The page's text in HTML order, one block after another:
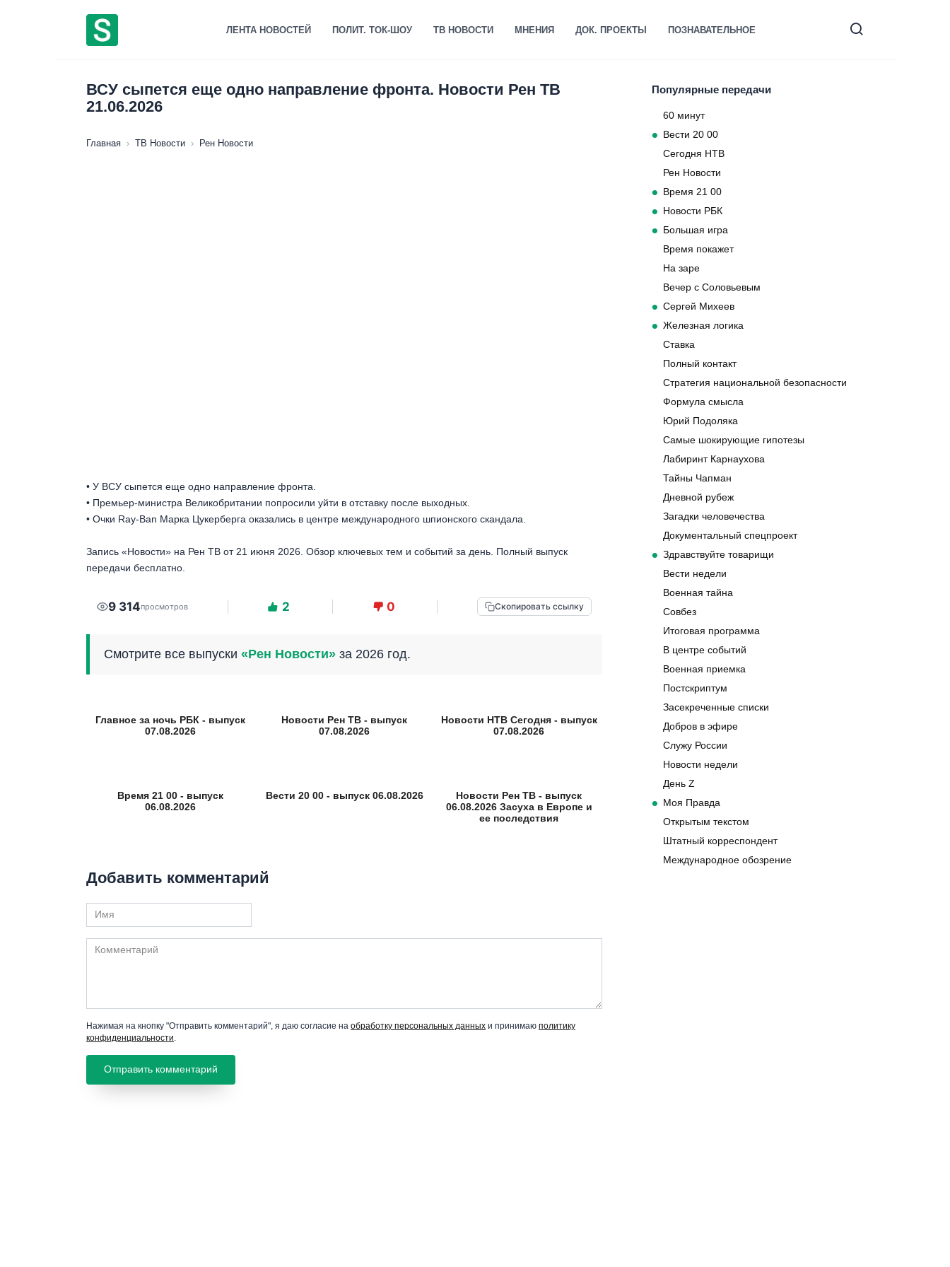
ЛЕНТА НОВОСТЕЙ ПОЛИТ. ТОК-ШОУ ТВ НОВОСТИ МНЕНИЯ ДОК. ПРОЕКТЫ ПОЗНАВАТЕЛЬНОЕ
ВСУ сыпется еще одно направление фронта. Новости Рен ТВ
21.06.2026
Главная › ТВ Новости › Рен Новости
• У ВСУ сыпется еще одно направление фронта.
• Премьер-министра Великобритании попросили уйти в отставку после выходных.
• Очки Ray-Ban Марка Цукерберга оказались в центре международного шпионского скандала.
Запись «Новости» на Рен ТВ от 21 июня 2026. Обзор ключевых тем и событий за день. Полный выпуск
передачи бесплатно.
9 314просмотров 2 0 Скопировать ссылку
Смотрите все выпуски «Рен Новости» за 2026 год.
Главное за ночь РБК - выпуск
07.08.2026
Новости Рен ТВ - выпуск
07.08.2026
Новости НТВ Сегодня - выпуск
07.08.2026
Время 21 00 - выпуск
06.08.2026
Вести 20 00 - выпуск 06.08.2026
Новости Рен ТВ - выпуск
06.08.2026 Засуха в Европе и
ее последствия
Добавить комментарий
Имя
Комментарий
Нажимая на кнопку "Отправить комментарий", я даю согласие на обработку персональных данных и принимаю политику
конфиденциальности
Популярные передачи
60 минут
Вести 20 00
Сегодня НТВ
Рен Новости
Время 21 00
Новости РБК
Большая игра
Время покажет
На заре
Вечер с Соловьевым
Сергей Михеев
Железная логика
Ставка
Полный контакт
Стратегия национальной безопасности
Формула смысла
Юрий Подоляка
Самые шокирующие гипотезы
Лабиринт Карнаухова
Тайны Чапман
Дневной рубеж
Загадки человечества
Документальный спецпроект
Здравствуйте товарищи
Вести недели
Военная тайна
Совбез
Итоговая программа
В центре событий
Военная приемка
Постскриптум
Засекреченные списки
Добров в эфире
Служу России
Новости недели
День Z
Моя Правда
Открытым текстом
Штатный корреспондент
Международное обозрение